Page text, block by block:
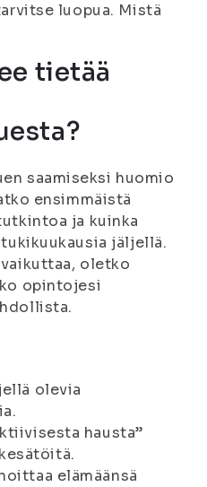
luopua. Mistä
tietää
saamiseksi huomio
ensimmäistä
ja kuinka
jäljellä.
oletko
opintojesi
olevia
hausta”
elämäänsä